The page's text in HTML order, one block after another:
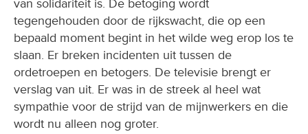
van solidariteit is. De betoging wordt
tegengehouden door de rijkswacht, die op een
bepaald moment begint in het wilde weg erop los te
slaan. Er breken incidenten uit tussen de
ordetroepen en betogers. De televisie brengt er
verslag van uit. Er was in de streek al heel wat
sympathie voor de strijd van de mijnwerkers en die
wordt nu alleen nog groter.